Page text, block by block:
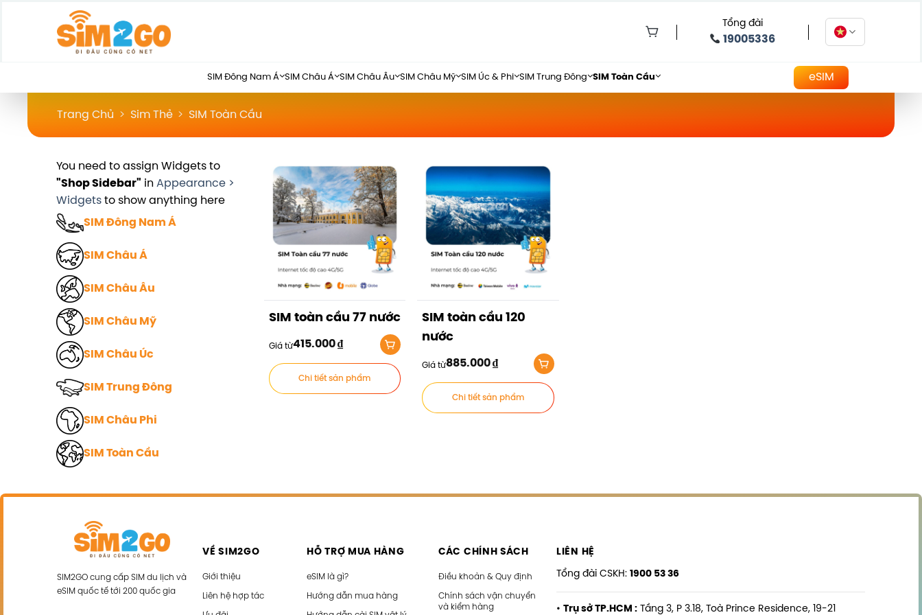
Tổng đài
19005336
SIM Đông Nam Á SIM Châu Á SIM Châu Âu SIM Châu Mỹ SIM Úc & Phi SIM Trung Đông SIM Toàn Cầu eSIM
Trang Chủ > Sim Thẻ > SIM Toàn Cầu
You need to assign Widgets to
"Shop Sidebar" in Appearance >
Widgets to show anything here
SIM Đông Nam Á
SIM Châu Á
SIM Châu Âu
SIM Châu Mỹ
SIM Châu Úc
SIM Trung Đông
SIM Châu Phi
SIM Toàn Cầu
SIM toàn cầu 77 nước
Giá từ415.000₫
Chi tiết sản phẩm
SIM toàn cầu 120
nước
Giá từ885.000₫
Chi tiết sản phẩm
SIM2GO cung cấp SIM du lịch và
eSIM quốc tế tới 200 quốc gia
VỀ SIM2GO
Giới thiệu
Liên hệ hợp tác
HỖ TRỢ MUA HÀNG
eSIM là gì?
Hướng dẫn mua hàng
CÁC CHÍNH SÁCH
Điều khoản & Quy định
Chính sách vận chuyển
và kiểm hàng
LIÊN HỆ
Tổng đài CSKH: 1900 53 36
• Trụ sở TP.HCM : Tầng 3, P 3.18, Toà Prince Residence, 19-21